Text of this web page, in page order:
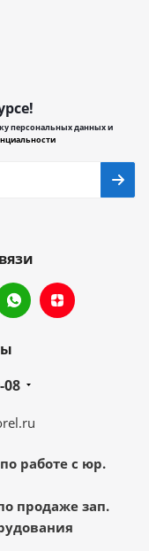
персональных данных и
08
работе с юр.
продаже зап.